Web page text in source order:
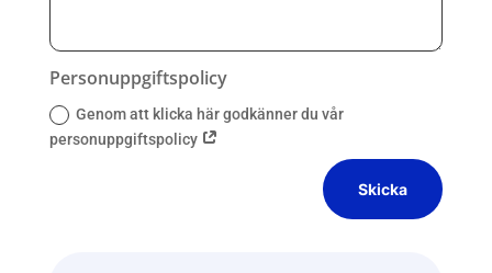
Personuppgiftspolicy
Genom att klicka här godkänner du vår
personuppgiftspolicy
Skicka